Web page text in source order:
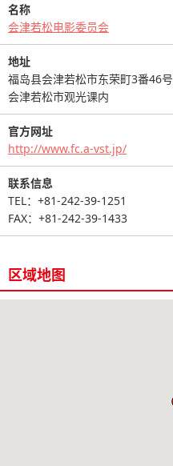
名称
会津若松电影委员会
地址
福岛县会津若松市东荣町3番46号
会津若松市观光课内
官方网址
http://www.fc.a-vst.jp/
联系信息
TEL：+81-242-39-1251
FAX：+81-242-39-1433
区域地图